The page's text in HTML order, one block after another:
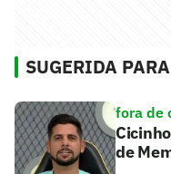
SUGERIDA
fora de
de